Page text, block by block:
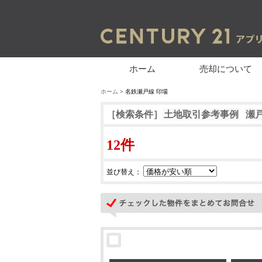
ホーム 売却について
ホーム > 名鉄瀬戸線 印場
［検索条件］ 土地取引参考事例 瀬
12件
並び替え：